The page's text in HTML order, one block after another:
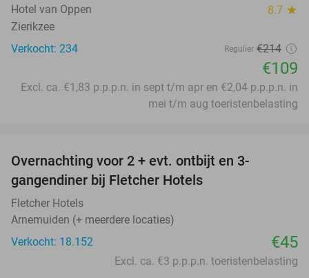
Hotel van Oppen 8.7 star
Zierikzee
Verkocht: 234
Regulier €214
€109
Excl. ca. €1,83 p.p.p.n. in sept t/m apr en €2,04 p.p.p.n. in
mei t/m aug toeristenbelasting
Overnachting voor 2 + evt. ontbijt en 3-
gangendiner bij Fletcher Hotels
Fletcher Hotels
Arnemuiden (+ meerdere locaties)
Verkocht: 18.152
€45
Excl. ca. €3 p.p.p.n. toeristenbelasting